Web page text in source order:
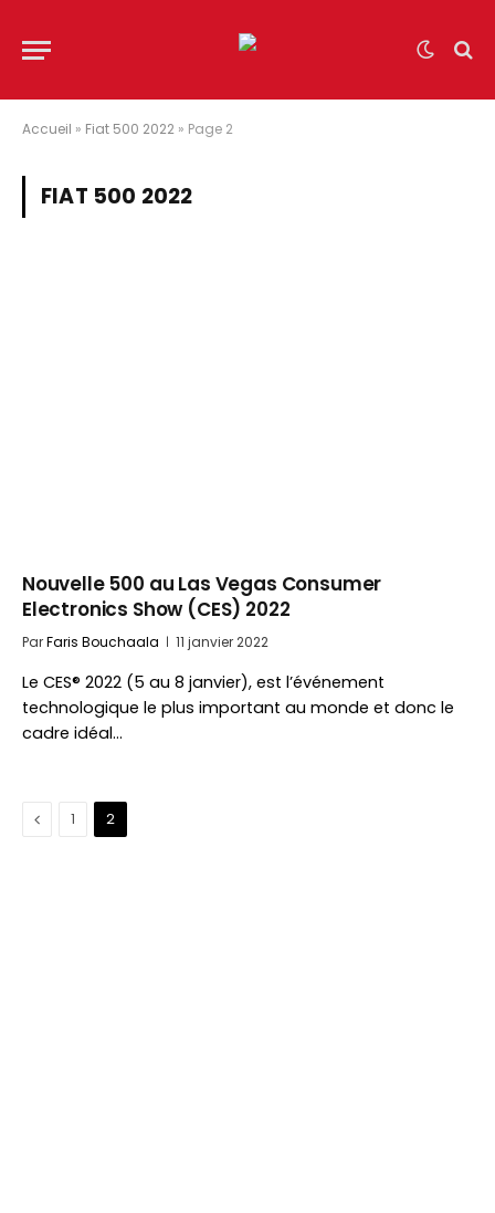
Accueil » Fiat 500 2022 » Page 2
FIAT 500 2022
Nouvelle 500 au Las Vegas Consumer
Electronics Show (CES) 2022
ParFaris Bouchaala 11 janvier 2022
Le CES® 2022 (5 au 8 janvier), est l’événement
technologique le plus important au monde et donc le
cadre idéal…
Précédent
1 2